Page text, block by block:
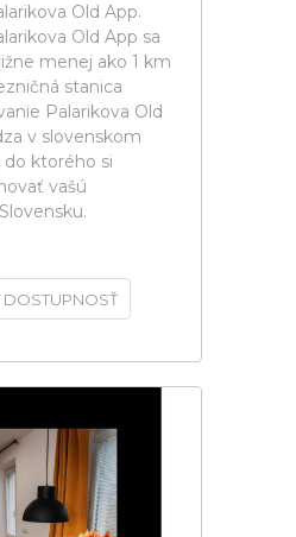
Old App.
Old App sa
menej ako 1 km
stanica
Palarikova Old
v slovenskom
ktorého si
vašú
DOSTUPNOSŤ